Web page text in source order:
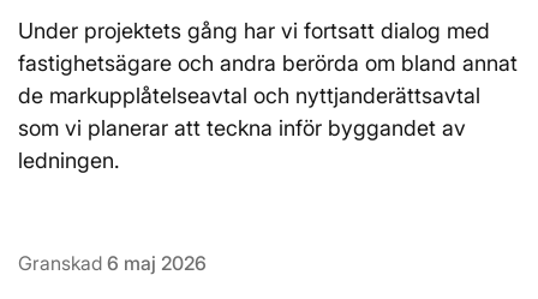
Under projektets gång har vi fortsatt dialog med
fastighetsägare och andra berörda om bland annat
de markupplåtelseavtal och nyttjanderättsavtal
som vi planerar att teckna inför byggandet av
ledningen.
Granskad 6 maj 2026